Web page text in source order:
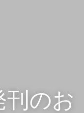
刊のお